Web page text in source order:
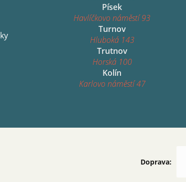
Písek
Havlíčkovo náměstí 93
Turnov
Hluboká 143
Trutnov
Horská 100
Kolín
Karlovo náměstí 47
Doprava: